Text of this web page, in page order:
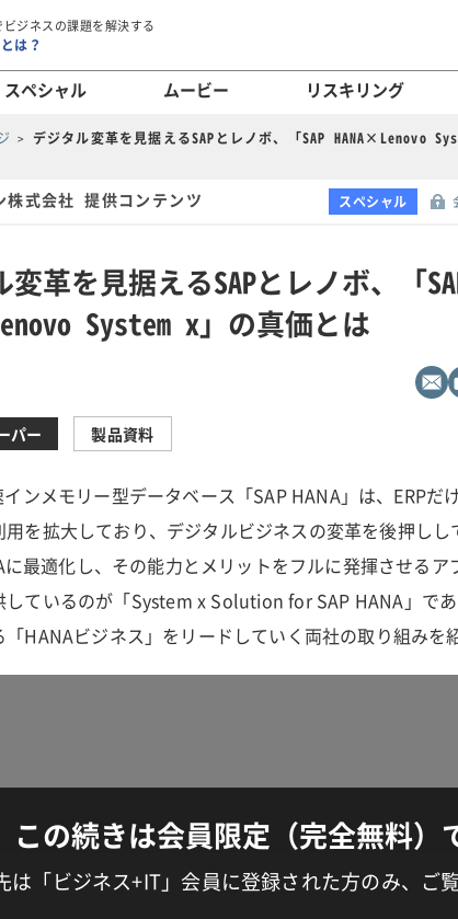
ジネスの課題を解決する
は？
スペシャル ムービー リスキリング
デジタル変革を見据えるSAPとレノボ、「SAP HANA×Lenovo
株式会社 提供コンテンツ スペシャル
革を見据えるSAPとレノボ、「
System x」の真価とは
パー 製品資料
ンメモリー型データベース「SAP HANA」は、ERPだ
用を拡大しており、デジタルビジネスの変革を後押しし
に最適化し、その能力とメリットをフルに発揮させるア
しているのが「System x Solution for SAP HANA」であ
HANAビジネス」をリードしていく両社の取り組みを
この続きは会員限定（完全無料）
は「ビジネス+IT」会員に登録された方のみ、ご